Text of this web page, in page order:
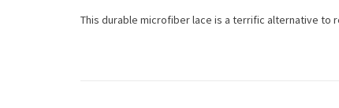
This durable microfiber lace is a terrific alternative to